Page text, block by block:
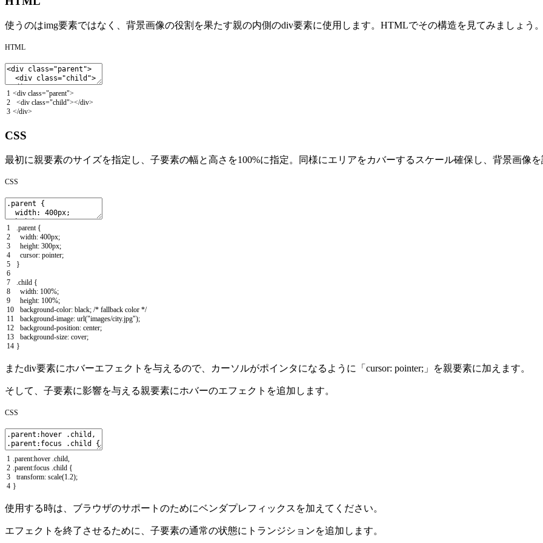
使うのはimg要素ではなく、背景画像の役割を果たす親の内側のdiv要素に使用します。HTMLでその構造を見てみましょう。
HTML
1
2
3
<div class="parent">
<div class="child"></div>
</div>
CSS
最初に親要素のサイズを指定し、子要素の幅と高さを100%に指定。同様にエリアをカバーするスケール確保し、背景画像を
CSS
1
2
3
4
5
6
7
8
9
10
11
12
13
14
.parent {
width: 400px;
height: 300px;
cursor: pointer;
}
.child {
width: 100%;
height: 100%;
background-color: black; /* fallback color */
background-image: url("images/city.jpg");
background-position: center;
background-size: cover;
}
またdiv要素にホバーエフェクトを与えるので、カーソルがポインタになるように「cursor: pointer;」を親要素に加えます。
そして、子要素に影響を与える親要素にホバーのエフェクトを追加します。
CSS
1
2
3
4
parent:hover child
parent:focus child {
transform: scale(1.2);
}
使用する時は、ブラウザのサポートのためにベンダプレフィックスを加えてください。
エフェクトを終了させるために、子要素の通常の状態にトランジションを追加します。